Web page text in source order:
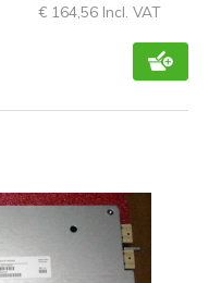
€ 164,56 Incl. VAT